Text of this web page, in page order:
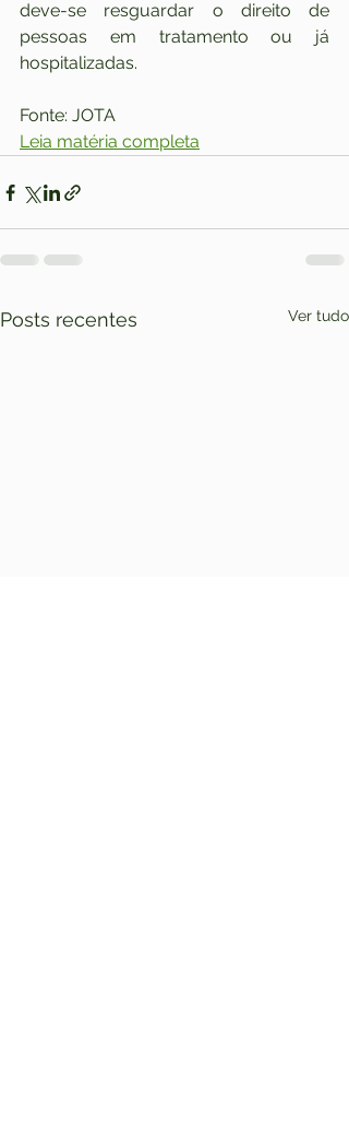
deve-se resguardar o direito de
pessoas em tratamento ou já
hospitalizadas.
Fonte: JOTA
Leia matéria completa
Posts recentes Ver tudo